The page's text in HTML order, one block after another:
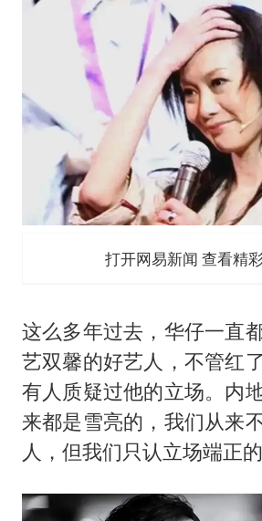
打开网易新闻 查看精
这么多年过去，华仔一直
艺双馨的好艺人，不管红
有人质疑过他的立场。内
来都是雪亮的，我们从来
人，但我们只认立场端正的